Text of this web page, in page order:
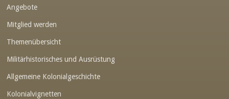
Link-v-z
Link-v-z
Link-v-z
Angebote
Mitglied werden
Themenübersicht
Militärhistorisches und Ausrüstung
Allgemeine Kolonialgeschichte
Kolonialvignetten